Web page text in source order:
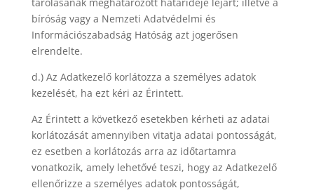
bíróság vagy a Nemzeti Adatvédelmi és
Információszabadság Hatóság azt jogerősen
elrendelte.
d.) Az Adatkezelő korlátozza a személyes adatok
kezelését, ha ezt kéri az Érintett.
Az Érintett a következő esetekben kérheti az adatai
korlátozását amennyiben vitatja adatai pontosságát,
ez esetben a korlátozás arra az időtartamra
vonatkozik, amely lehetővé teszi, hogy az Adatkezelő
ellenőrizze a személyes adatok pontosságát,